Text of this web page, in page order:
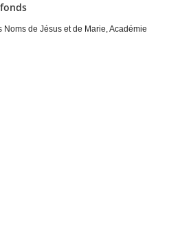
de Jésus et de Marie, Académie